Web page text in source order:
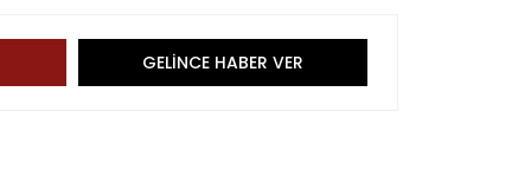
GELİNCE HABER VER